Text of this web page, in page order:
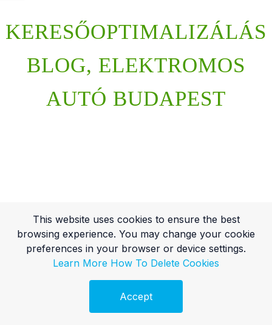
KERESŐOPTIMALIZÁLÁS
BLOG, ELEKTROMOS
AUTÓ BUDAPEST
This website uses cookies to ensure the best
browsing experience. You may change your cookie
preferences in your browser or device settings.
Learn More How To Delete Cookies
Accept